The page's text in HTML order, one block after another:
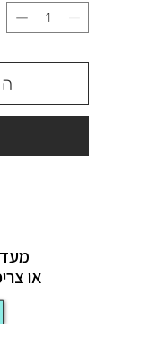
"כל
מתנה עם
תזכורת
או